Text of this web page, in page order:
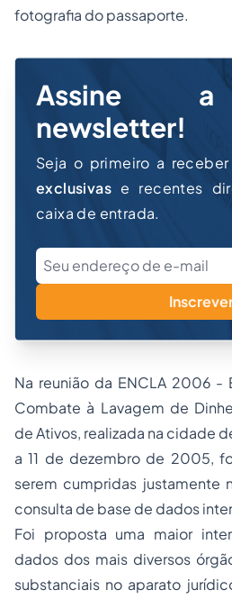
fotografia do passaporte.
Assine
newsletter!
Seja o primeiro a receber
exclusivas e recentes
caixa de entrada.
Na reunião da ENCLA 2006 -
Combate à Lavagem de
de Ativos, realizada na cidade
a 11 de dezembro de 2005,
serem cumpridas justamente
consulta de base de dados
Foi proposta uma maior
dados dos mais diversos
substanciais no aparato